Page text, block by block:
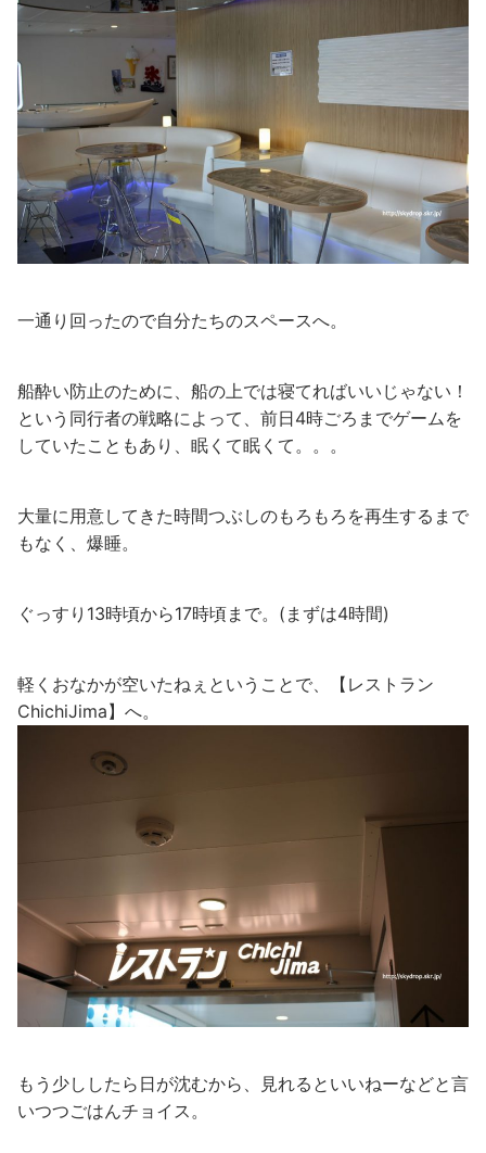
一通り回ったので自分たちのスペースへ。
船酔い防止のために、船の上では寝てればいいじゃない！
という同行者の戦略によって、前日4時ごろまでゲームを
していたこともあり、眠くて眠くて。。。
大量に用意してきた時間つぶしのもろもろを再生するまで
もなく、爆睡。
ぐっすり13時頃から17時頃まで。(まずは4時間)
軽くおなかが空いたねぇということで、【レストラン
ChichiJima】へ。
もう少ししたら日が沈むから、見れるといいねーなどと言
いつつごはんチョイス。